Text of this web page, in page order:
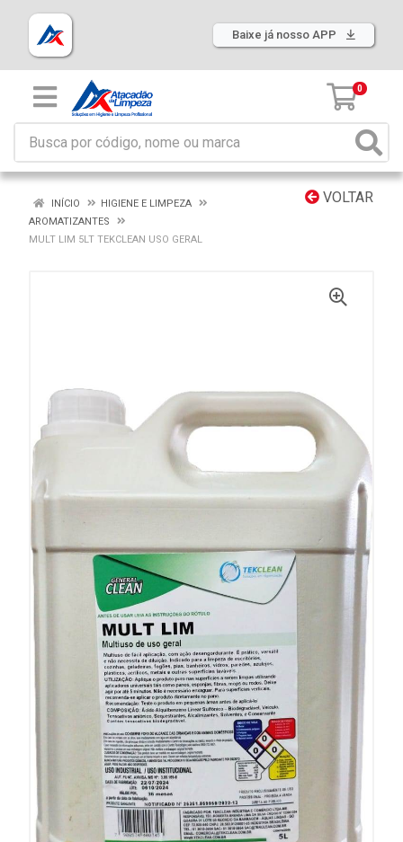
Baixe já nosso APP
0
VOLTAR
INÍCIO
HIGIENE E LIMPEZA
AROMATIZANTES
MULT LIM 5LT TEKCLEAN USO GERAL